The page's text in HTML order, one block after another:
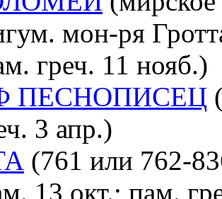
мон-ря
греч. 11 нояб.)
ПЕСНОПИСЕЦ
3 апр.)
(761 или 762-
13 окт.; пам.